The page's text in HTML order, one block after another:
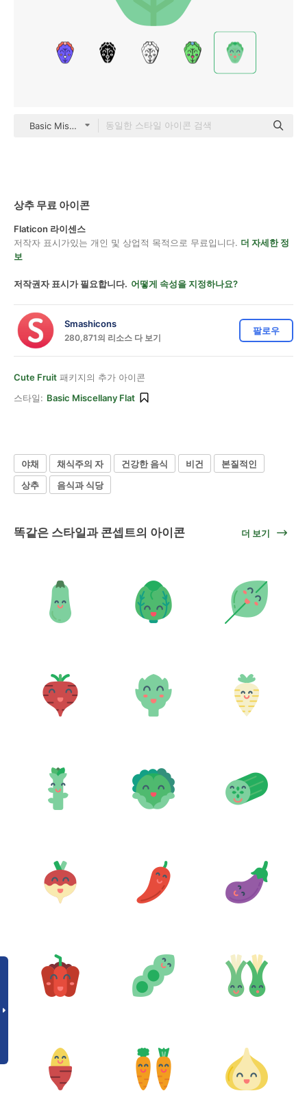
Basic Miscellany Flat
상추 무료 아이콘
Flaticon 라이센스
저작자 표시가있는 개인 및 상업적 목적으로 무료입니다. 더 자세한 정
보
저작권자 표시가 필요합니다. 어떻게 속성을 지정하나요?
Smashicons
280,871의 리소스 다 보기
팔로우
Cute Fruit 패키지의 추가 아이콘
스타일: Basic Miscellany Flat
야채 채식주의 자 건강한 음식 비건
본질적인
상추
음식과 식당
똑같은 스타일과 콘셉트의 아이콘 더 보기